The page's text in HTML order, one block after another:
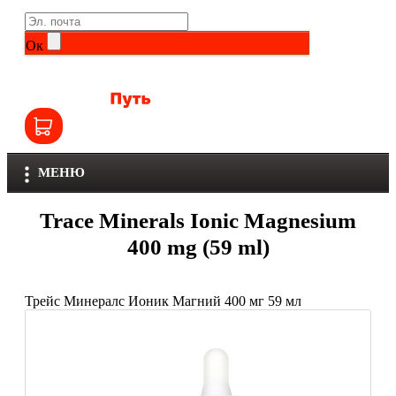
Ок
МЕНЮ
Общие комплексы
Витамины группы B
Витамины для детей
Железо
Life Extension
NOW
Olimp
Optimum Nutrition
Orzax
SNT
Trace Minerals Ionic Magnesium
400 mg (59 ml)
Трейс Минералс Ионик Магний 400 мг 59 мл